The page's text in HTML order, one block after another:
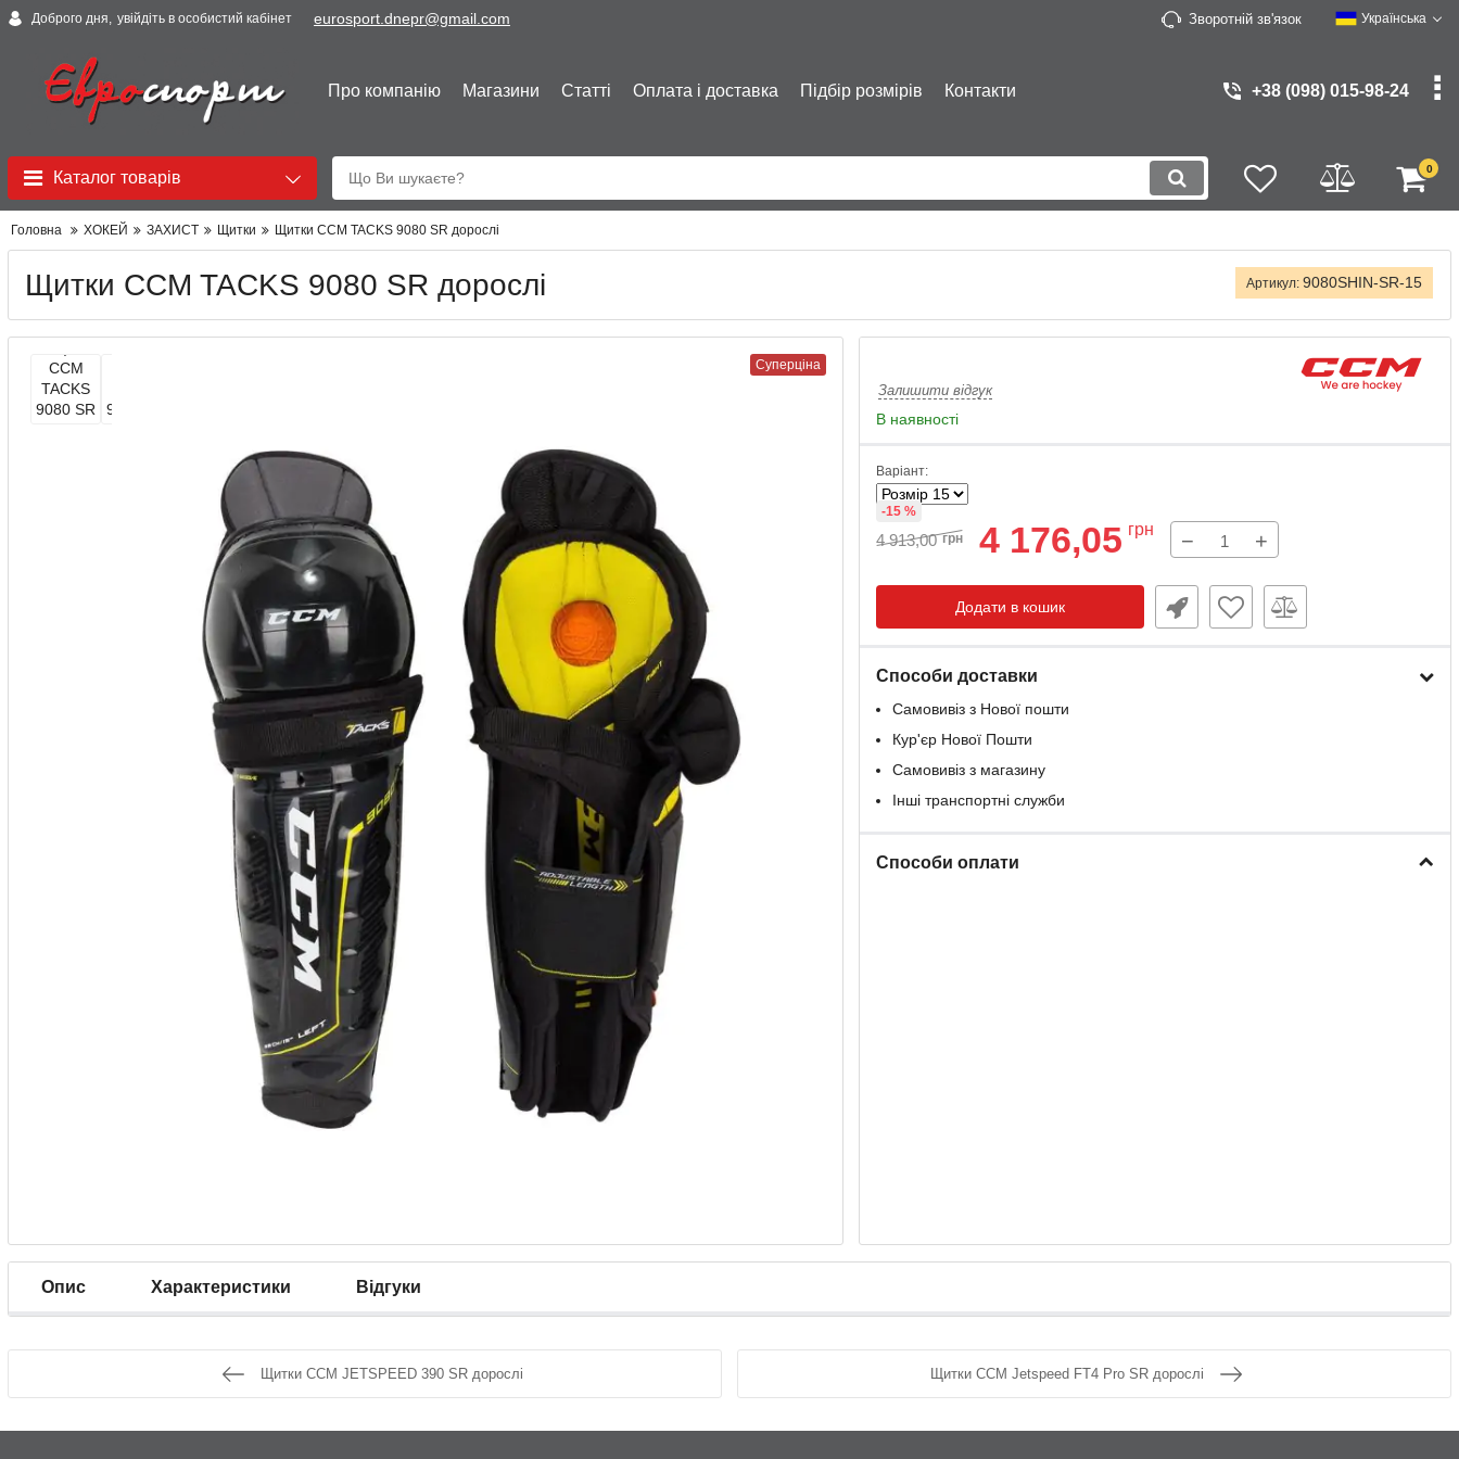
Доброго дня, увійдіть в особистий кабінет eurosport.dnepr@gmail.com Зворотній зв'язок Українська
Про компанію Магазини Статті Оплата і доставка Підбір розмірів Контакти +38 (098) 015-98-24
Каталог товарів 0
Головна ХОКЕЙ ЗАХИСТ Щитки Щитки CCM TACKS 9080 SR дорослі
Щитки CCM TACKS 9080 SR дорослі Артикул: 9080SHIN-SR-15
Суперціна
Залишити відгук
В наявності
Варіант:
4 913,00 грн 4 176,05 грн
-15 %
− +
Додати в кошик
Способи доставки
Самовивіз з Нової пошти
Кур'єр Нової Пошти
Самовивіз з магазину
Інші транспортні служби
Способи оплати
Опис Характеристики Відгуки
Щитки CCM JETSPEED 390 SR дорослі Щитки CCM Jetspeed FT4 Pro SR дорослі